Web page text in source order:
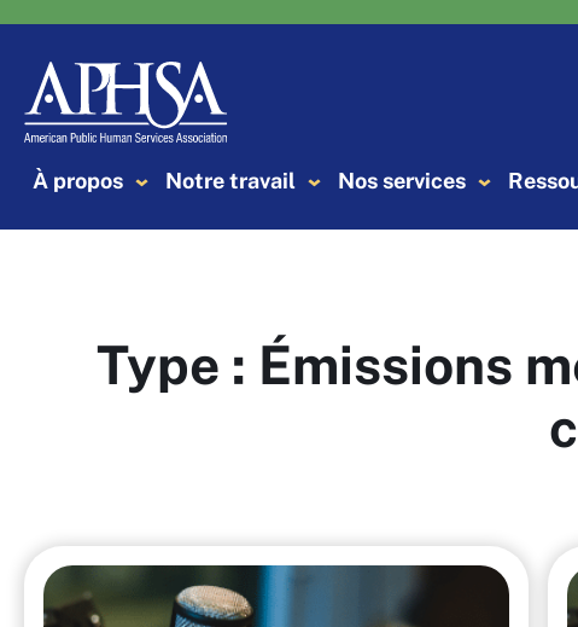
contenu
À propos Notre travail Nos services
Type : Émissions